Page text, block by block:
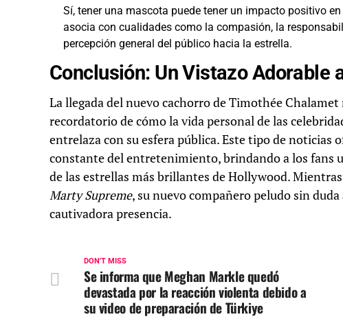
Sí, tener una mascota puede tener un impacto positivo
asocia con cualidades como la compasión, la
percepción general del público hacia la estrella.
Conclusión: Un Vistazo Adorable
La llegada del nuevo cachorro de Timothée
recordatorio de cómo la vida personal de las
entrelaza con su esfera pública. Este tipo de noticias
constante del entretenimiento, brindando a los fans
de las estrellas más brillantes de Hollywood.
Marty Supreme, su nuevo compañero peludo sin
cautivadora presencia.
DON'T MISS
Se informa que Meghan Markle quedó
devastada por la reacción violenta debido a
su video de preparación de Türkiye